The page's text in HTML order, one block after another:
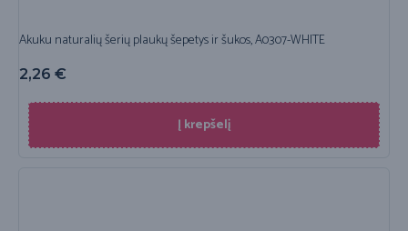
Akuku naturalių šerių plaukų šepetys ir šukos, A0307-WHITE
2,26 €
Į krepšelį